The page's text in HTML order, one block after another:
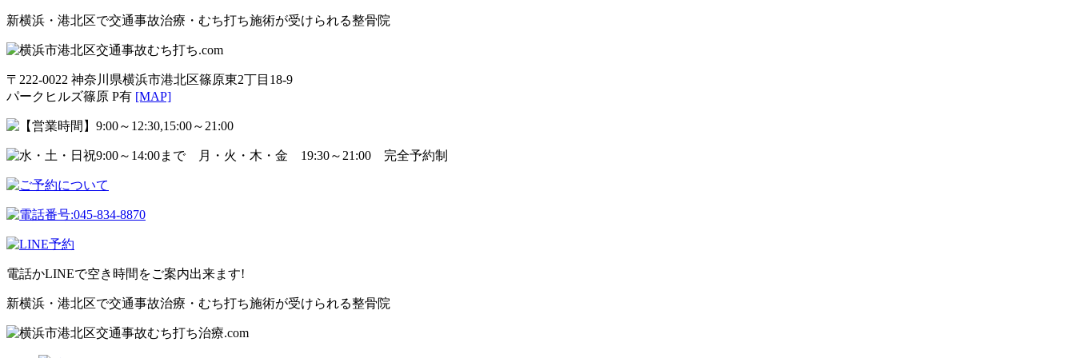
新横浜・港北区で交通事故治療・むち打ち施術が受けられる整骨院
〒222-0022 神奈川県横浜市港北区篠原東2丁目18-9
パークヒルズ篠原 P有 [MAP]
電話かLINEで空き時間をご案内出来ます!
新横浜・港北区で交通事故治療・むち打ち施術が受けられる整骨院